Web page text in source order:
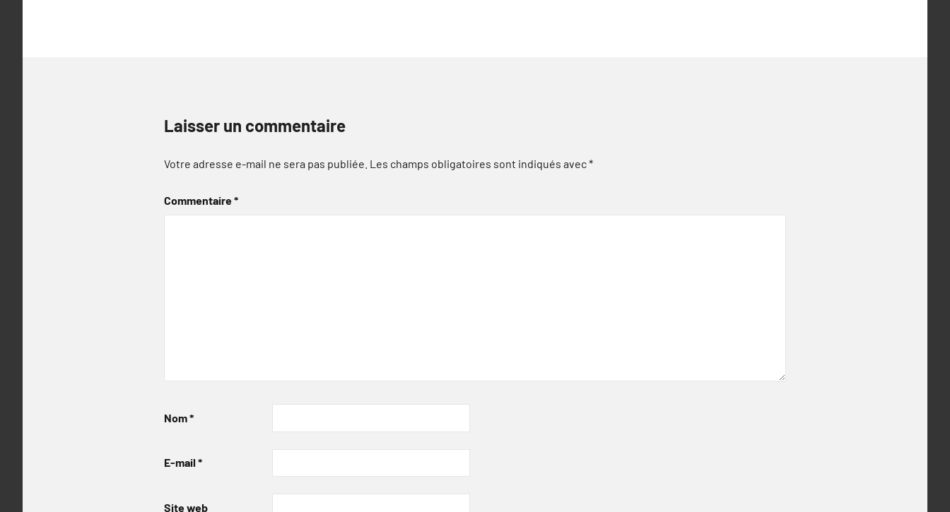
Laisser un commentaire
Votre adresse e-mail ne sera pas publiée. Les champs obligatoires sont indiqués avec*
Commentaire*
Nom*
E-mail *
Site web